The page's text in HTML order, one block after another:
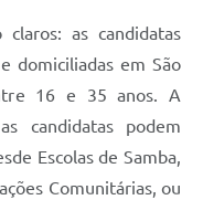
as candidatas
domiciliadas em São
16 e 35 anos. A
candidatas podem
Escolas de Samba,
Comunitárias, ou